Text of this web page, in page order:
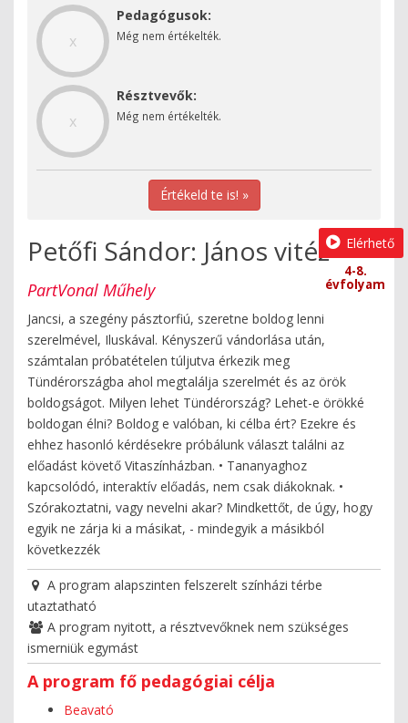
x
Pedagógusok:
Még nem értékelték.
x
Résztvevők:
Még nem értékelték.
Értékeld te is! »
Petőfi Sándor: János vitéz
PartVonal Műhely
Jancsi, a szegény pásztorfiú, szeretne boldog lenni
szerelmével, Iluskával. Kényszerű vándorlása után,
számtalan próbatételen túljutva érkezik meg
Tündérországba ahol megtalálja szerelmét és az örök
boldogságot. Milyen lehet Tündérország? Lehet-e örökké
boldogan élni? Boldog e valóban, ki célba ért? Ezekre és
ehhez hasonló kérdésekre próbálunk választ találni az
előadást követő Vitaszínházban. • Tananyaghoz
kapcsolódó, interaktív előadás, nem csak diákoknak. •
Szórakoztatni, vagy nevelni akar? Mindkettőt, de úgy, hogy
egyik ne zárja ki a másikat, - mindegyik a másikból
következzék
Elérhető
4-8.
évfolyam
A program alapszinten felszerelt színházi térbe
utaztatható
A program nyitott, a résztvevőknek nem szükséges
ismerniük egymást
A program fő pedagógiai célja
Beavató